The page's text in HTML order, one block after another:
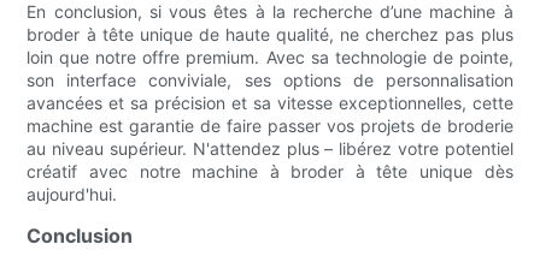
En conclusion, si vous êtes à la recherche d’une machine à
broder à tête unique de haute qualité, ne cherchez pas plus
loin que notre offre premium. Avec sa technologie de pointe,
son interface conviviale, ses options de personnalisation
avancées et sa précision et sa vitesse exceptionnelles, cette
machine est garantie de faire passer vos projets de broderie
au niveau supérieur. N'attendez plus – libérez votre potentiel
créatif avec notre machine à broder à tête unique dès
aujourd'hui.
Conclusion